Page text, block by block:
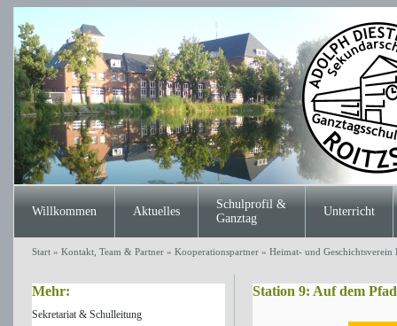
Willkommen Aktuelles
Schulprofil &
Ganztag
Unterricht
Start» Kontakt, Team & Partner» Kooperationspartner» Heimat- und Geschichtsverein
Mehr:
Sekretariat & Schulleitung
Station 9: Auf dem